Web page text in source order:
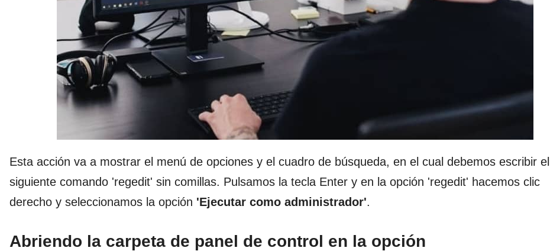
Esta acción va a mostrar el menú de opciones y el cuadro de búsqueda, en el cual debemos escribir el
siguiente comando 'regedit' sin comillas. Pulsamos la tecla Enter y en la opción 'regedit' hacemos clic
derecho y seleccionamos la opción 'Ejecutar como administrador'.
Abriendo la carpeta de panel de control en la opción